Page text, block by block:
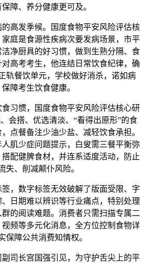
障、养分健康更可及。
发季候。国度食物平安风险评估核
庭是食源性疾病次要发病场景，市平
净厨具的好习惯，做到生熟分隔、食
高考考生，他连结日常饮食纪律，确
轨餐饮单元，学校做好消杀，诺如病
障考生饮食健康。
惯，国度食物平安风险评估核心研
会搭、优选清淡、“看得出原形”的食
点餐备注少油少盐、减轻饮食承担。
肌少症问题提示，白叟需三餐平衡弥
配健脾食材，并连系适度活动，防止
失、削减颠仆风险。
数字标签无效破解了版面受限、字
日期难以辨识等行业痛点，特别处理
的阅读难题。消费者只需扫描专属二
频等多元化消息，全方位控制食物详
保障公共消费知情权。
长宫国强引见，为守护舌尖上的平